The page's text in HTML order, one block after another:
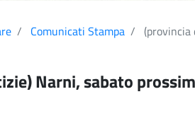
Comunicati Stampa (provincia
Narni, sabato